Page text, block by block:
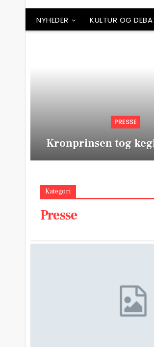
NYHEDER KULTUR OG
PRESSE
Kronprinsen tog
Kategori
Presse